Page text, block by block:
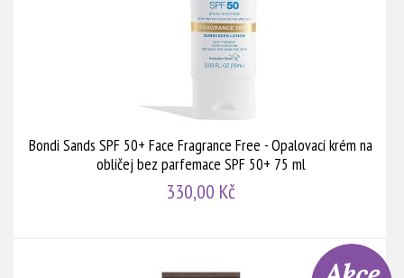
Bondi Sands SPF 50+ Face Fragrance Free - Opalovací krém na
obličej bez parfemace SPF 50+ 75 ml
330,00 Kč